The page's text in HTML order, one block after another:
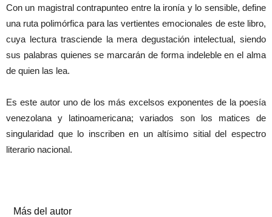
Con un magistral contrapunteo entre la ironía y lo sensible, define
una ruta polimórfica para las vertientes emocionales de este libro,
cuya lectura trasciende la mera degustación intelectual, siendo
sus palabras quienes se marcarán de forma indeleble en el alma
de quien las lea.
Es este autor uno de los más excelsos exponentes de la poesía
venezolana y latinoamericana; variados son los matices de
singularidad que lo inscriben en un altísimo sitial del espectro
literario nacional.
Más del autor